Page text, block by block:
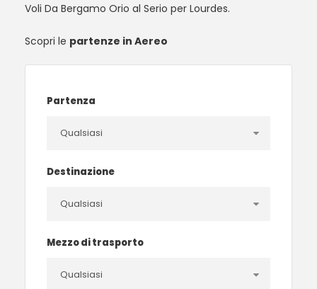
Voli Da Bergamo Orio al Serio per Lourdes.
Scopri le partenze in Aereo
Partenza
Destinazione
Mezzo di trasporto